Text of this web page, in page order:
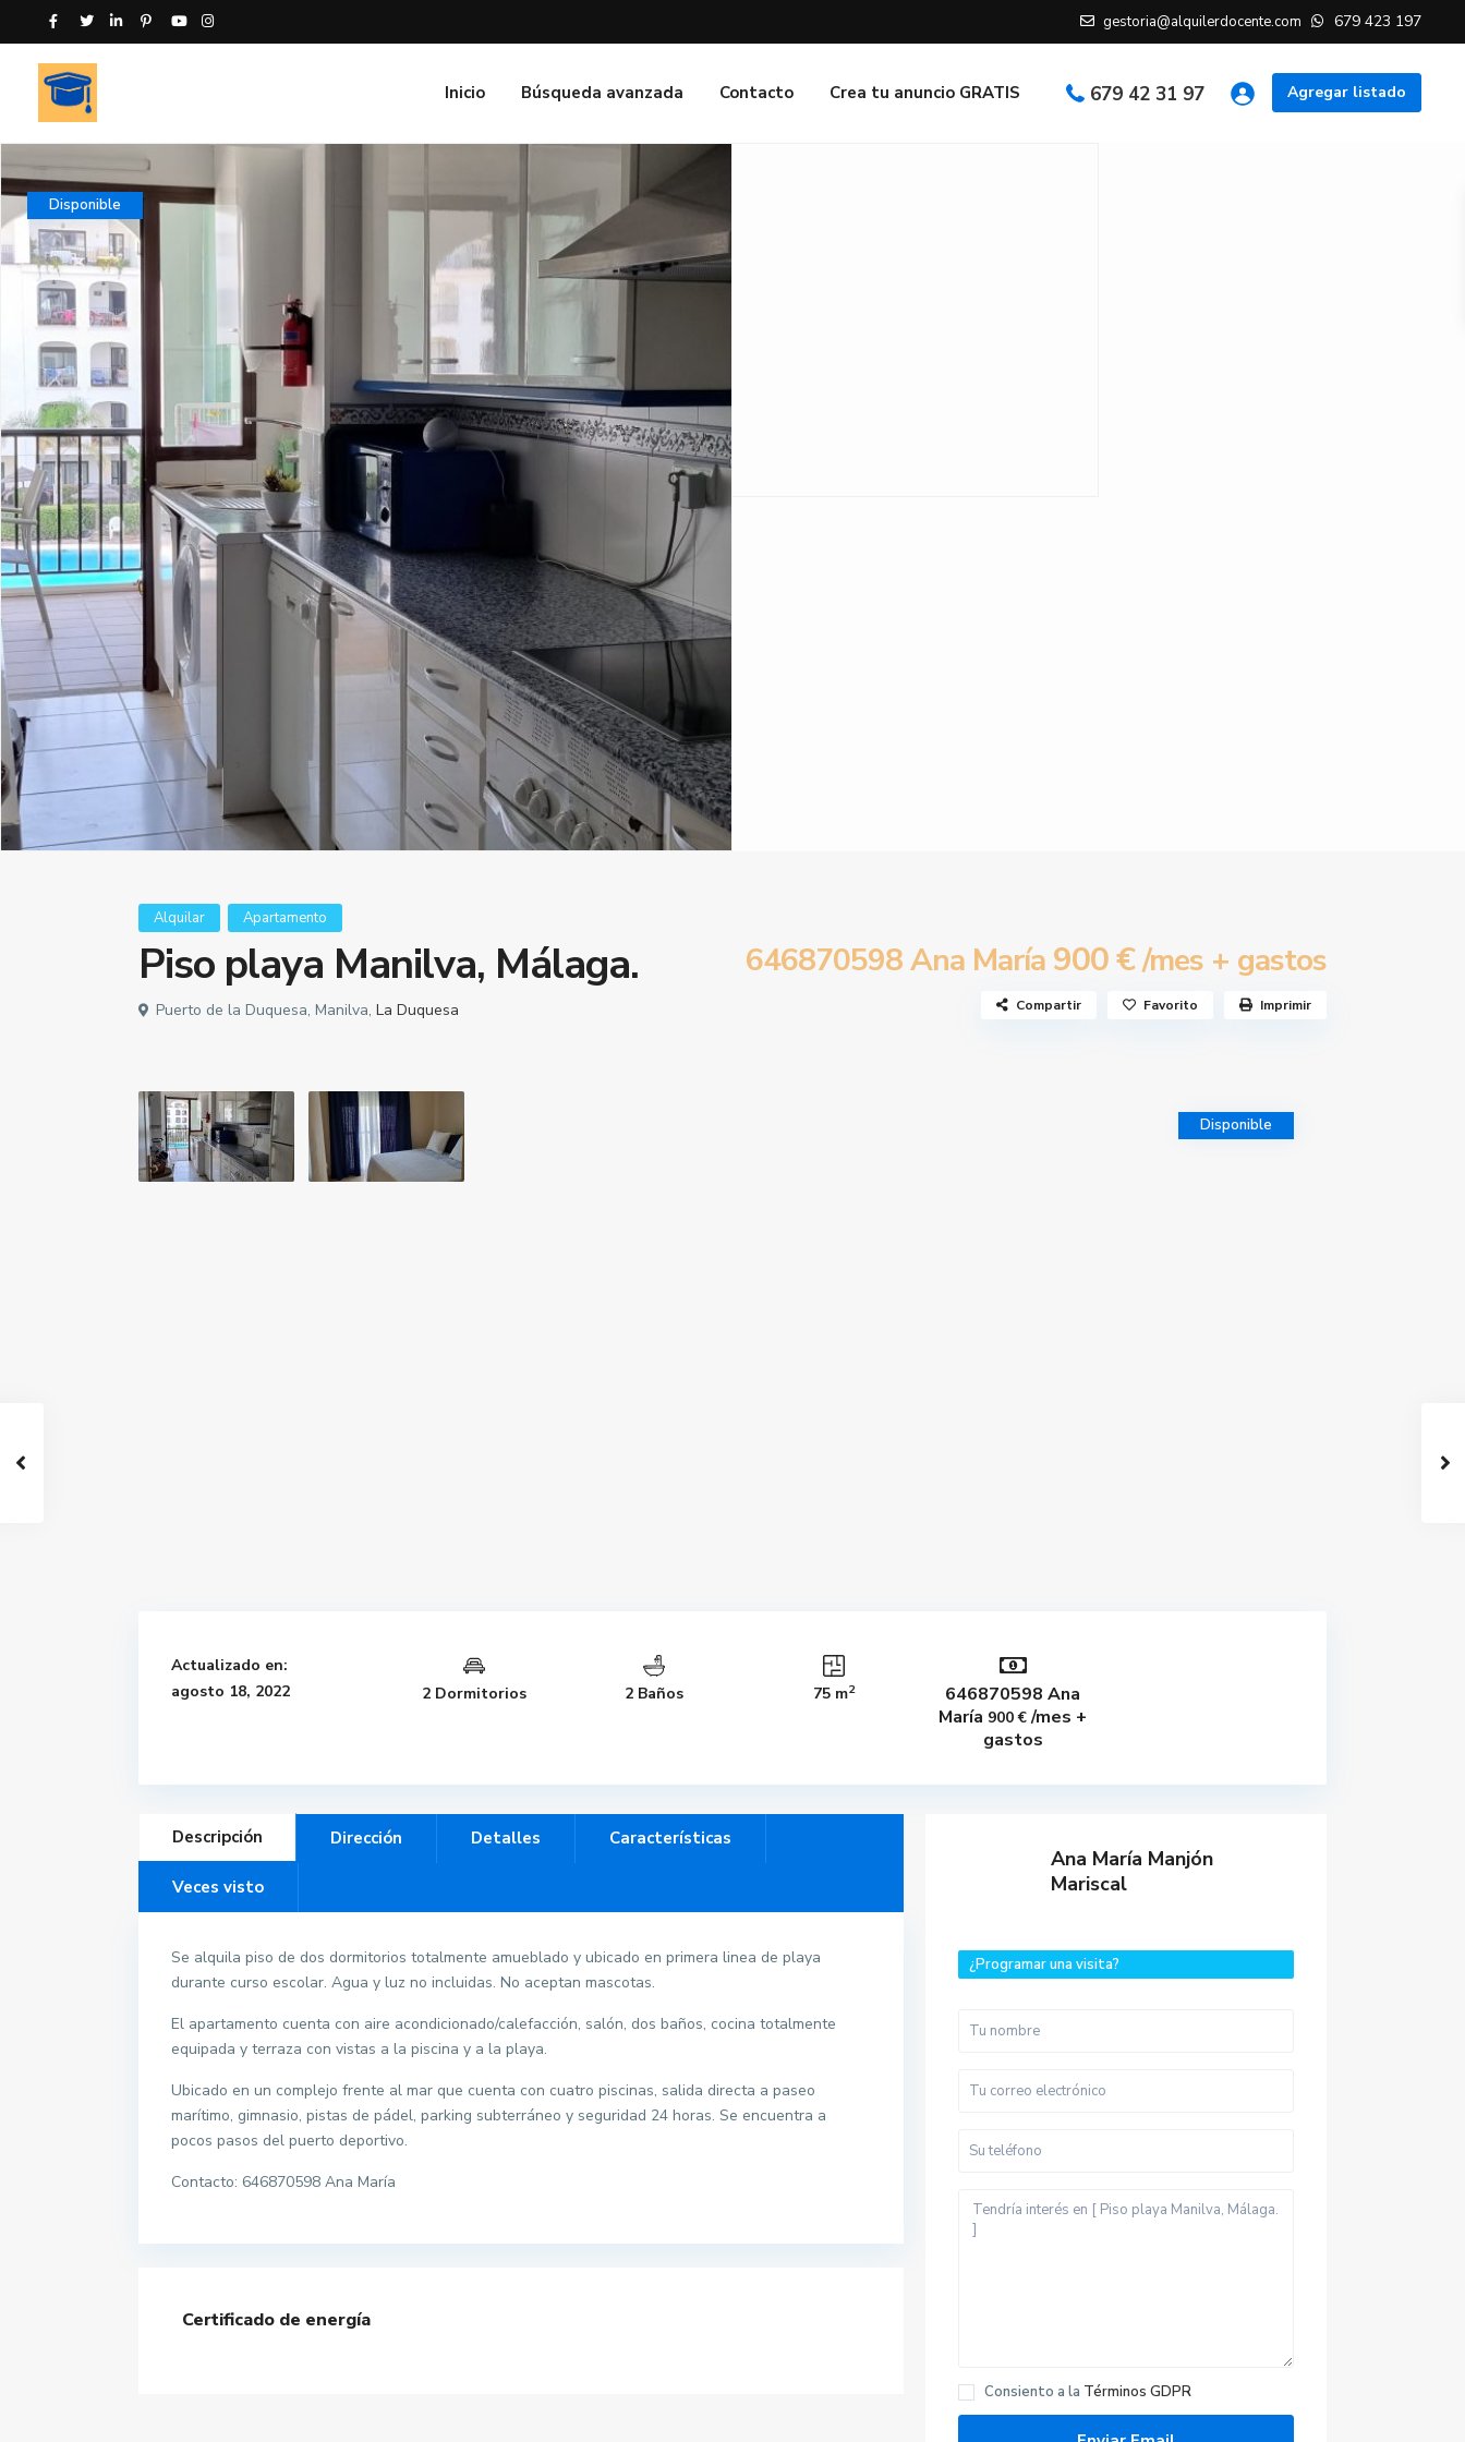
gestoria@alquilerdocente.com 679 423 197
Agregar listado
679 42 31 97
Inicio Búsqueda avanzada Contacto Crea tu anuncio GRATIS
Disponible
Alquilar Apartamento
Piso playa Manilva, Málaga. 646870598 Ana María 900 €/mes + gastos
Puerto de la Duquesa, Manilva, La Duquesa Compartir Favorito Imprimir
Disponible
Actualizado en:
agosto 18, 2022
2 Dormitorios 2 Baños 75 m2
646870598 Ana
María 900 €/mes +
gastos
Descripción Dirección Detalles Características
Veces visto
Se alquila piso de dos dormitorios totalmente amueblado y ubicado en primera linea de playa
durante curso escolar. Agua y luz no incluidas. No aceptan mascotas.
El apartamento cuenta con aire acondicionado/calefacción, salón, dos baños, cocina totalmente
equipada y terraza con vistas a la piscina y a la playa.
Ubicado en un complejo frente al mar que cuenta con cuatro piscinas, salida directa a paseo
marítimo, gimnasio, pistas de pádel, parking subterráneo y seguridad 24 horas. Se encuentra a
pocos pasos del puerto deportivo.
Contacto: 646870598 Ana María
Certificado de energía
Ana María Manjón
Mariscal
¿Programar una visita?
Consiento a la Términos GDPR
Últimas propiedades